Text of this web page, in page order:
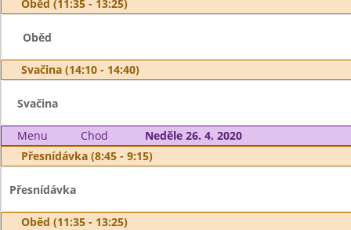
Oběd (11:35 - 13:25)
Oběd
Svačina (14:10 - 14:40)
Svačina
Menu Chod
Neděle 26. 4. 2020
Přesnídávka (8:45 - 9:15)
Přesnídávka
Oběd (11:35 - 13:25)